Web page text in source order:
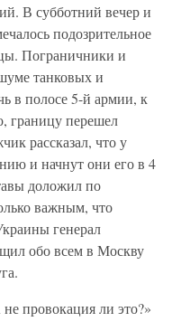
В субботний вечер и
подозрительное
Пограничники и
танковых и
в полосе 5-й армии, к
границу перешел
рассказал, что у
и начнут они его в 4
доложил по
важным, что
генерал
обо всем в Москву
провокация ли это?»